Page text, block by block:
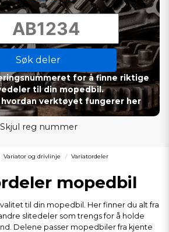
Søk deler
for å finne riktige
til din mopedbil.
verktøyet fungerer her
Skjul reg nummer
Variator og drivlinje Variatordeler
mopedbil
til din mopedbil. Her finner du alt fra
slitedeler som trengs for å holde
Delene passer mopedbiler fra kjente